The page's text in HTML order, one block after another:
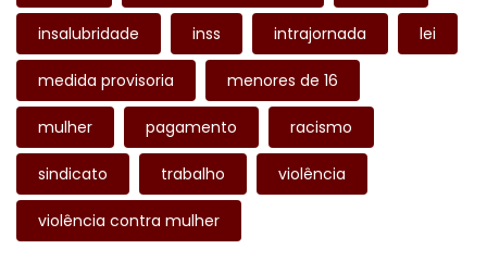
insalubridade inss intrajornada lei
medida provisoria menores de 16
mulher pagamento racismo
sindicato trabalho violência
violência contra mulher